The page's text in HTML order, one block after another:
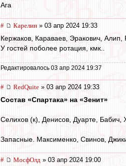
Ага
# Карелин » 03 апр 2024 19:33
Кержаков, Караваев, Эракович,
У гостей поболее ротация, кмк..
Редактировалось 03 апр 2024 19:37
# RedQuite » 03 апр 2024 19:33
Состав «Спартака» на «Зенит»
Селихов (к), Денисов, Дуарте, Бабич,
Запасные. Максименко, Свинов,
# МосфОлд » 03 апр 2024 19:00